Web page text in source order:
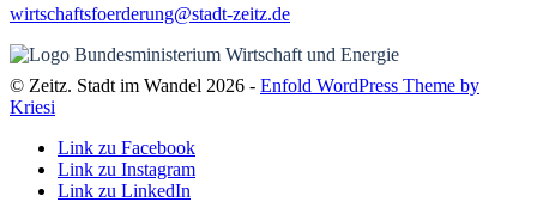
wirtschaftsfoerderung@stadt-zeitz.de
© Zeitz. Stadt im Wandel 2026 - Enfold WordPress Theme by
Kriesi
Link zu Facebook
Link zu Instagram
Link zu LinkedIn